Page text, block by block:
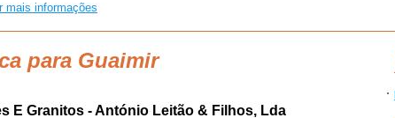
mais informações
para Guaimir
E Granitos - António Leitão & Filhos, Lda